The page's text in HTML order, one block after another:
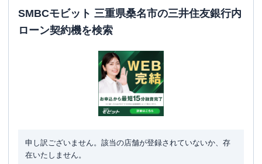
SMBCモビット 三重県桑名市の三井住友銀行内
ローン契約機を検索
申し訳ございません。該当の店舗が登録されていないか、存
在いたしません。